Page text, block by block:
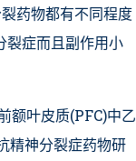
药物都有不同程度
裂症而且副作用小
额叶皮质(PFC)中乙
精神分裂症药物研